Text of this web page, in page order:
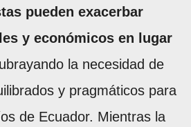
pueden exacerbar
y económicos en lugar
la necesidad de
y pragmáticos para
de Ecuador. Mientras la